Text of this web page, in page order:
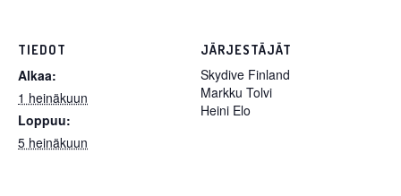
TIEDOT
Alkaa:
1 heinäkuun
Loppuu:
5 heinäkuun
JÄRJESTÄJÄT
Skydive Finland
Markku Tolvi
Heini Elo